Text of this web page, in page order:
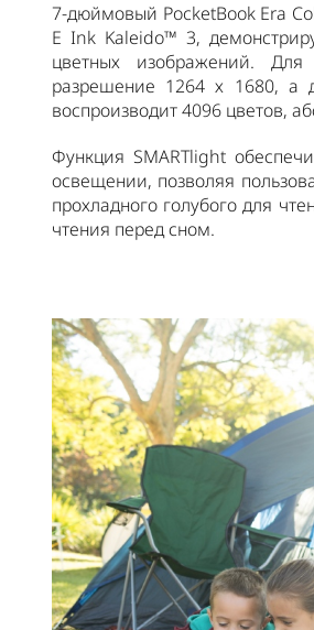
7-дюймовый PocketBook Era
E Ink Kaleido™ 3,
цветных изображений. Для
разрешение 1264 х 1680, а
воспроизводит 4096 цветов,
Функция SMARTlight
освещении, позволяя
прохладного голубого для
чтения перед сном.